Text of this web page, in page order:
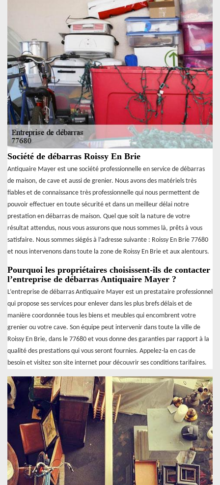
Société de débarras Roissy En Brie
Antiquaire Mayer est une société professionnelle en service de débarras
de maison, de cave et aussi de grenier. Nous avons des matériels très
fiables et de connaissance très professionnelle qui nous permettent de
pouvoir effectuer en toute sécurité et dans un meilleur délai notre
prestation en débarras de maison. Quel que soit la nature de votre
résultat attendus, nous vous assurons que nous sommes là, prêts à vous
satisfaire. Nous sommes siégés à l’adresse suivante : Roissy En Brie 77680
et nous intervenons dans toute la zone de Roissy En Brie et aux alentours.
Pourquoi les propriétaires choisissent-ils de contacter
l’entreprise de débarras Antiquaire Mayer ?
L’entreprise de débarras Antiquaire Mayer est un prestataire professionnel
qui propose ses services pour enlever dans les plus brefs délais et de
manière coordonnée tous les biens et meubles qui encombrent votre
grenier ou votre cave. Son équipe peut intervenir dans toute la ville de
Roissy En Brie, dans le 77680 et vous donne des garanties par rapport à la
qualité des prestations qui vous seront fournies. Appelez-la en cas de
besoin et visitez son site internet pour découvrir ses conditions tarifaires.